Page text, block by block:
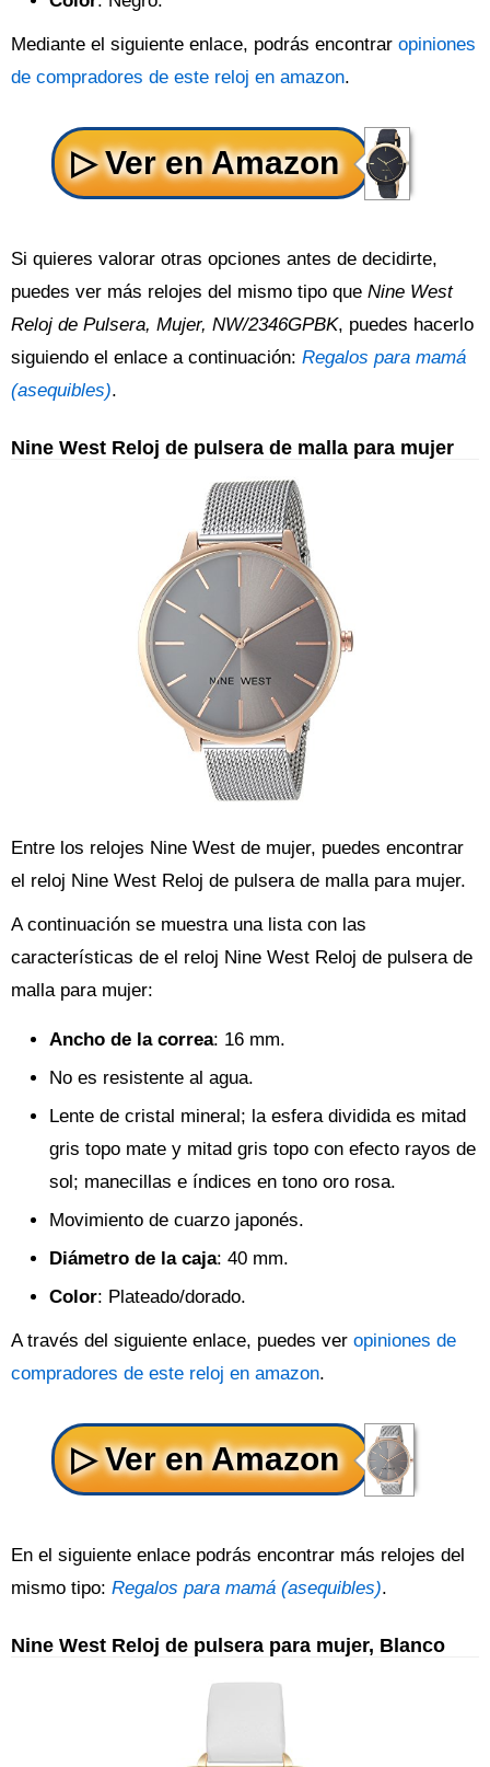
Mediante el siguiente enlace, podrás encontrar opiniones
de compradores de este reloj en amazon.
Si quieres valorar otras opciones antes de decidirte,
puedes ver más relojes del mismo tipo que Nine West
Reloj de Pulsera, Mujer, NW/2346GPBK, puedes hacerlo
siguiendo el enlace a continuación: Regalos para mamá
(asequibles).
Nine West Reloj de pulsera de malla para mujer
Entre los relojes Nine West de mujer, puedes encontrar
el reloj Nine West Reloj de pulsera de malla para mujer.
A continuación se muestra una lista con las
características de el reloj Nine West Reloj de pulsera de
malla para mujer:
Ancho de la correa: 16 mm.
No es resistente al agua.
Lente de cristal mineral; la esfera dividida es mitad
gris topo mate y mitad gris topo con efecto rayos de
sol; manecillas e índices en tono oro rosa.
Movimiento de cuarzo japonés.
Diámetro de la caja: 40 mm.
Color: Plateado/dorado.
A través del siguiente enlace, puedes ver opiniones de
compradores de este reloj en amazon.
En el siguiente enlace podrás encontrar más relojes del
mismo tipo: Regalos para mamá (asequibles).
Nine West Reloj de pulsera para mujer, Blanco